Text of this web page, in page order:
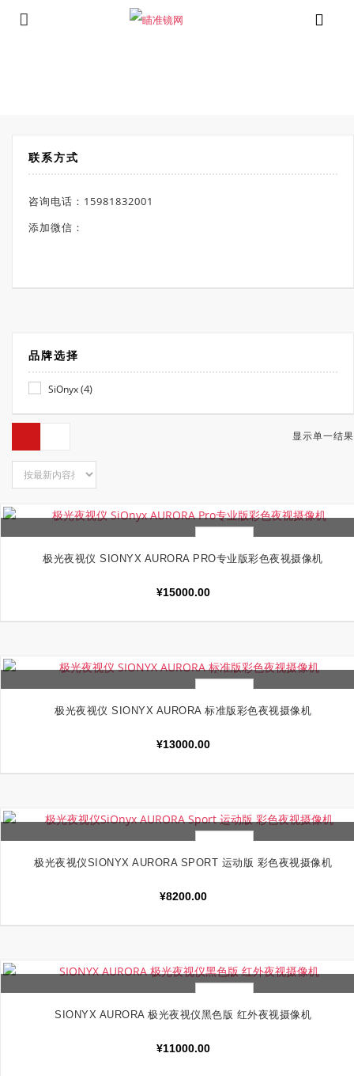
联系方式
咨询电话：15981832001
添加微信：
品牌选择
SiOnyx(4)
显示单一结果
加入购物车 快速查看
极光夜视仪 SIONYX AURORA PRO专业版彩色夜视摄像机
¥15000.00
加入购物车 快速查看
极光夜视仪 SIONYX AURORA 标准版彩色夜视摄像机
¥13000.00
加入购物车 快速查看
极光夜视仪SIONYX AURORA SPORT 运动版 彩色夜视摄像机
¥8200.00
加入购物车 快速查看
SIONYX AURORA 极光夜视仪黑色版 红外夜视摄像机
¥11000.00